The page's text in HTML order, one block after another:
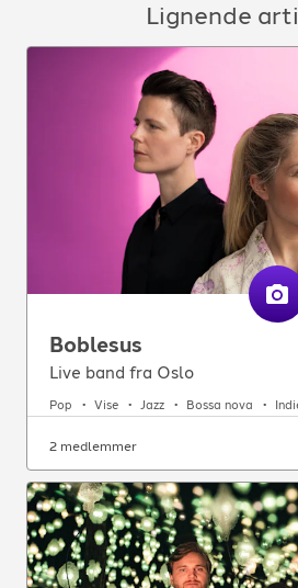
Lignende
Boblesus
Live band fra Oslo
Pop Vise Jazz Bossa nova
2 medlemmer